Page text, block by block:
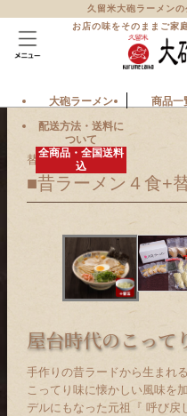
久留米大砲ラーメンの
お店の味をそのままご家
大砲ラーメン 商品一
配送方法・送料に
ついて
全商品・全国送料
込
替玉セット商品
■昔ラーメン４食+
屋台時代のこって
手作りの昔ラードから生まれ
こってり味に懐かしい風味を
デルにもなった元祖『 呼び戻